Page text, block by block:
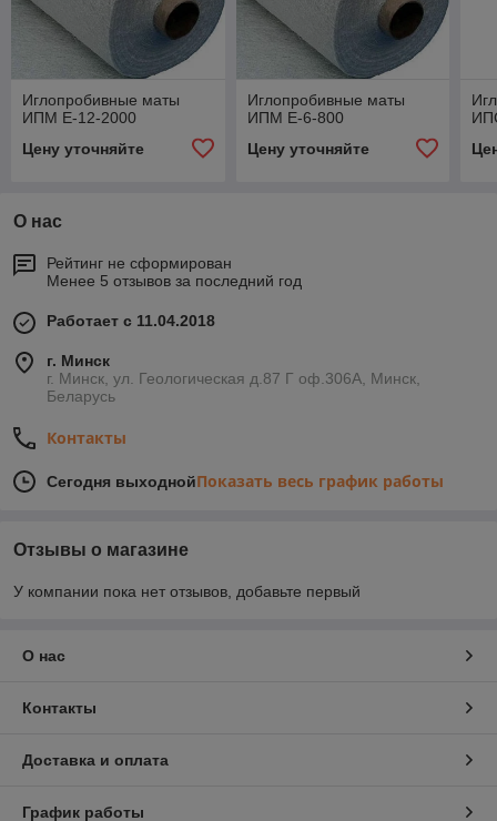
Иглопробивные маты
ИПМ Е-12-2000
Цену уточняйте
Иглопробивные маты
ИПМ Е-6-800
Цену уточняйте
О нас
Рейтинг не сформирован
Менее 5 отзывов за последний год
Работает с 11.04.2018
г. Минск
г. Минск, ул. Геологическая д.87 Г оф.306А, Минск,
Беларусь
Контакты
Сегодня выходнойПоказать весь график работы
Отзывы о магазине
У компании пока нет отзывов, добавьте первый
О нас
Контакты
Доставка и оплата
График работы